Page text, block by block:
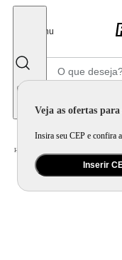
Menu
Veja as ofertas para
Insira seu CEP e confira
Inserir
Home